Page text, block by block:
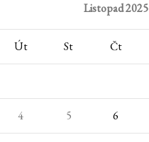
Listopad 2025
Út St Čt
4 5 6